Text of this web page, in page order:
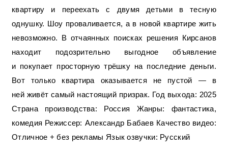
квартиру и переехать с двумя детьми в тесную
однушку. Шоу проваливается, а в новой квартире жить
невозможно. В отчаянных поисках решения Кирсанов
находит подозрительно выгодное объявление
и покупает просторную трёшку на последние деньги.
Вот только квартира оказывается не пустой — в
ней живёт самый настоящий призрак. Год выхода: 2025
Страна производства: Россия Жанры: фантастика,
комедия Режиссер: Александр Бабаев Качество видео:
Отличное + без рекламы Язык озвучки: Русский